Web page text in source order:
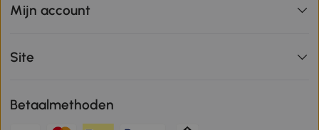
Mijn account
Site
Betaalmethoden